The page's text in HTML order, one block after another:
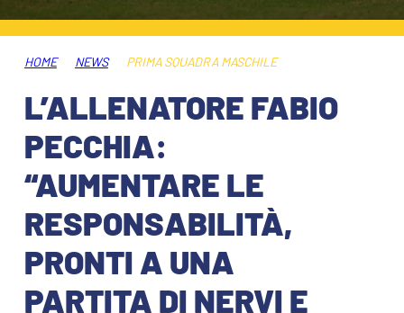
HOSPITALITY
MUSEUM CLUB EXPERIENCE
BIGLIETTI
ABBONAMENTI
INFO BIGLIETTI
TARDINI CARD
INFORMAZIONI ACCREDITI
TRASFERTE
SHOP
ESPORTS
IL CLUB
ORGANIGRAMMA
FLASH NEWS
HOME NEWS PRIMA SQUADRA MASCHILE
L’ALLENATORE FABIO
PECCHIA:
“AUMENTARE LE
RESPONSABILITÀ,
PRONTI A UNA
PARTITA DI NERVI E